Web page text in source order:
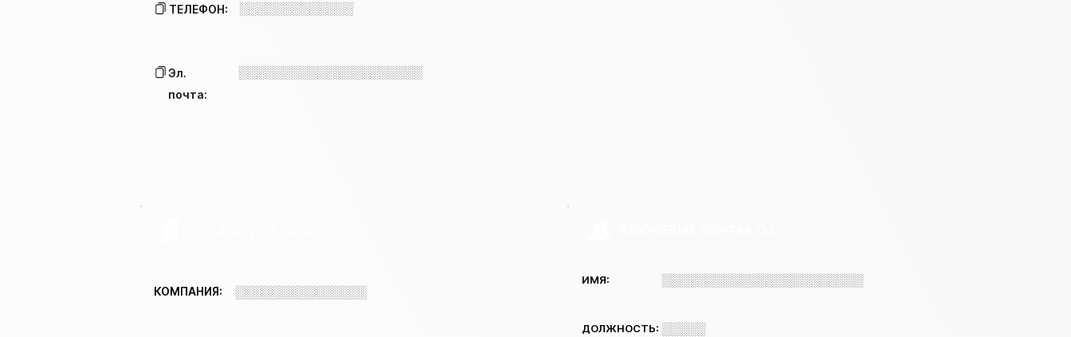
ТЕЛЕФОН: ░░░░░░░░░░░░░
Эл.
почта:
░░░░░░░░░░░░░░░░░░░░░
КОМПАНИЯ: ░░░░░░░░░░░░░░░
ИМЯ: ░░░░░░░░░░░░░░░░░░░░░░░
ДОЛЖНОСТЬ: ░░░░░